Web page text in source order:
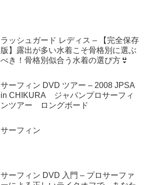
ラッシュガード レディス – 【完全保存
版】露出が多い水着こそ骨格別に選ぶ
べき！骨格別似合う水着の選び方👙
サーフィン DVD ツアー – 2008 JPSA
in CHIKURA ジャパンプロサーフィ
ンツアー ロングボード
サーフィン
サーフィン DVD 入門 – プロサーファ